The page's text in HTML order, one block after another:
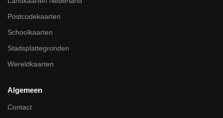
Postcodekaarten
Schoolkaarten
Stadsplattegronden
Wereldkaarten
Algemeen
Contact